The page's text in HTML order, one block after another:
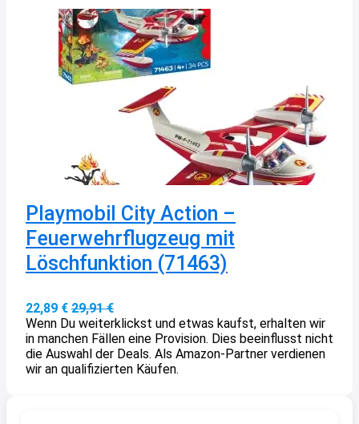
Playmobil City Action –
Feuerwehrflugzeug mit
Löschfunktion (71463)
22,89 € 29,91 €
Wenn Du weiterklickst und etwas kaufst, erhalten wir
in manchen Fällen eine Provision. Dies beeinflusst nicht
die Auswahl der Deals. Als Amazon-Partner verdienen
wir an qualifizierten Käufen.